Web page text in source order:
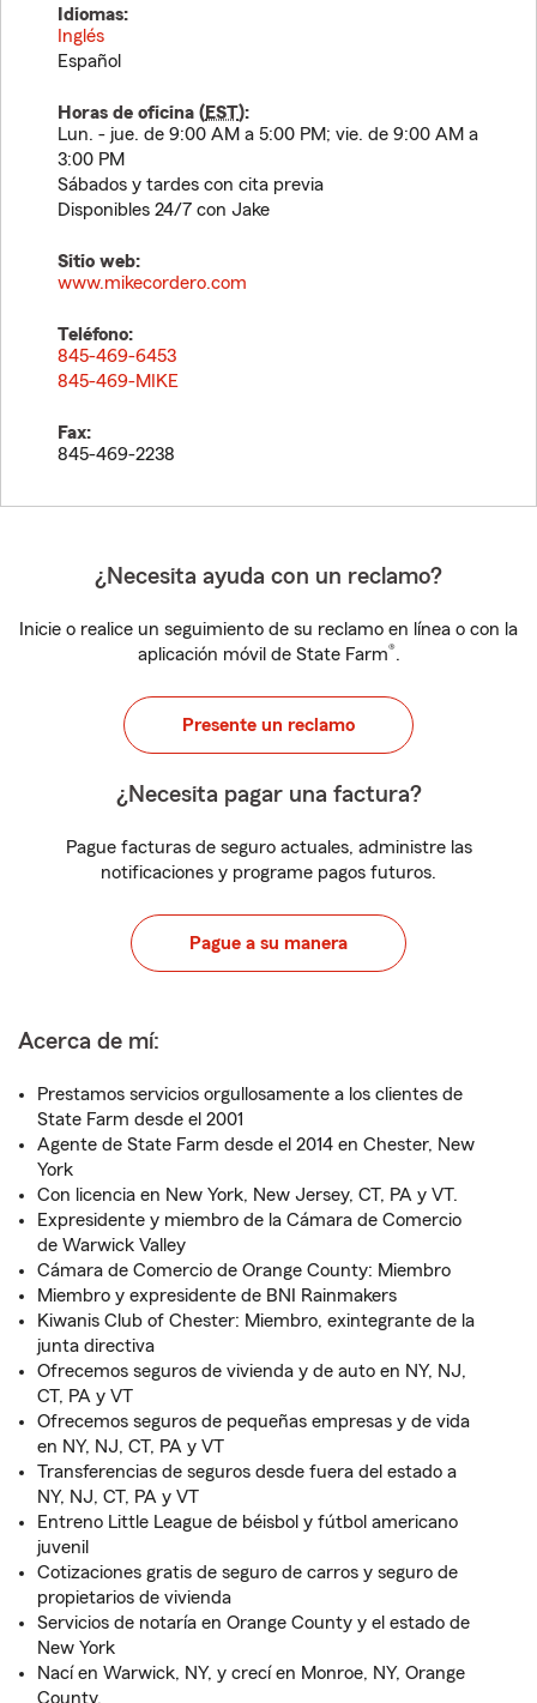
Idiomas:
Inglés
Español
Horas de oficina (EST):
Lun. - jue. de 9:00 AM a 5:00 PM; vie. de 9:00 AM a
3:00 PM
Sábados y tardes con cita previa
Disponibles 24/7 con Jake
Sitio web:
www.mikecordero.com
Teléfono:
845-469-6453
845-469-MIKE
Fax:
845-469-2238
¿Necesita ayuda con un reclamo?
Inicie o realice un seguimiento de su reclamo en línea o con la
aplicación móvil de State Farm®.
Presente un reclamo
¿Necesita pagar una factura?
Pague facturas de seguro actuales, administre las
notificaciones y programe pagos futuros.
Pague a su manera
Acerca de mí:
Prestamos servicios orgullosamente a los clientes de
State Farm desde el 2001
Agente de State Farm desde el 2014 en Chester, New
York
Con licencia en New York, New Jersey, CT, PA y VT.
Expresidente y miembro de la Cámara de Comercio
de Warwick Valley
Cámara de Comercio de Orange County: Miembro
Miembro y expresidente de BNI Rainmakers
Kiwanis Club of Chester: Miembro, exintegrante de la
junta directiva
Ofrecemos seguros de vivienda y de auto en NY, NJ,
CT, PA y VT
Ofrecemos seguros de pequeñas empresas y de vida
en NY, NJ, CT, PA y VT
Transferencias de seguros desde fuera del estado a
NY, NJ, CT, PA y VT
Entreno Little League de béisbol y fútbol americano
juvenil
Cotizaciones gratis de seguro de carros y seguro de
propietarios de vivienda
Servicios de notaría en Orange County y el estado de
New York
Nací en Warwick, NY, y crecí en Monroe, NY, Orange
County.